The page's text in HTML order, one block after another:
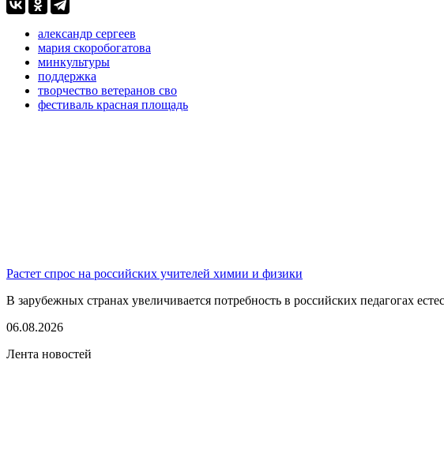
александр сергеев
мария скоробогатова
минкультуры
поддержка
творчество ветеранов сво
фестиваль красная площадь
Растет спрос на российских учителей химии и физики
В зарубежных странах увеличивается потребность в российских педагогах
06.08.2026
Лента новостей